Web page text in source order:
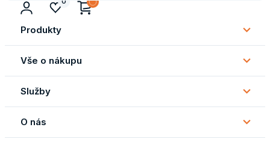
Produkty
Vše o nákupu
Služby
O nás